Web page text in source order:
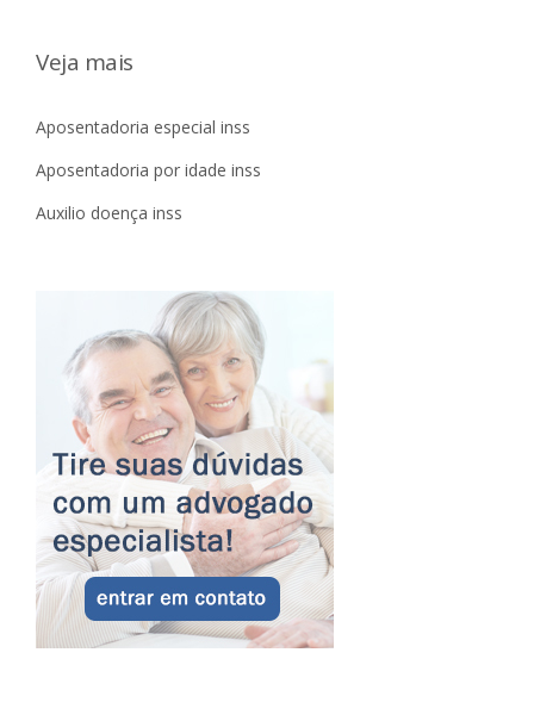
Veja mais
Aposentadoria especial inss
Aposentadoria por idade inss
Auxilio doença inss